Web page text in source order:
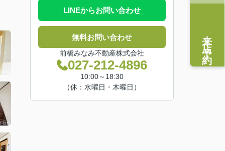
LINEからお問い合わせ
無料お問い合わせ
前橋みなみ不動産株式会社
027-212-4896
10:00～18:30
（休：水曜日・木曜日）
来店予約